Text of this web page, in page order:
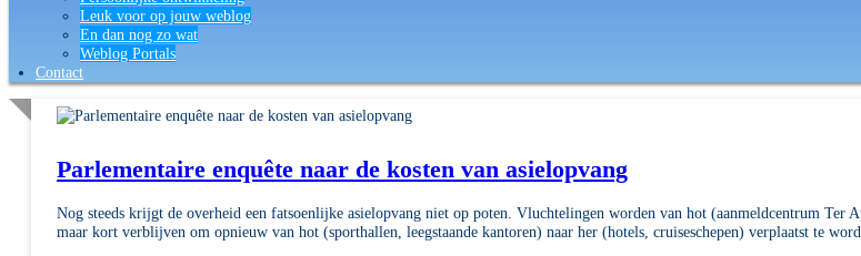
Leuk voor op jouw weblog
En dan nog zo wat
Weblog Portals
Contact
Parlementaire enquête naar de kosten van asielopvang
Nog steeds krijgt de overheid een fatsoenlijke asielopvang niet op poten. Vluchtelingen worden van hot (aanmeldcentrum Ter
maar kort verblijven om opnieuw van hot (sporthallen, leegstaande kantoren) naar her (hotels, cruiseschepen) verplaatst te